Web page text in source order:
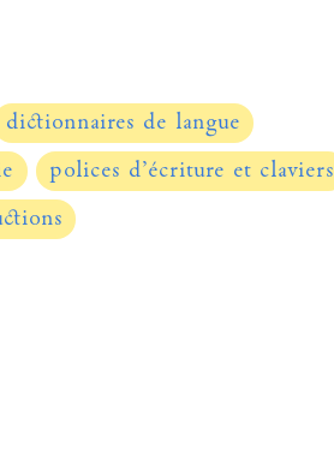
dictionnaires de langue
polices d’écriture et claviers